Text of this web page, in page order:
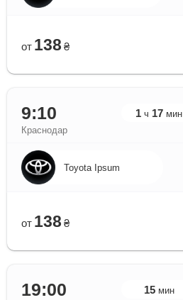
от 138 ₴
9:10 1 ч 17 мин
Краснодар
Toyota Ipsum
от 138 ₴
19:00 15 мин